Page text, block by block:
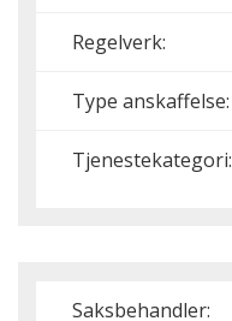
Regelverk:
Type anskaffelse:
Tjenestekategori:
Saksbehandler: